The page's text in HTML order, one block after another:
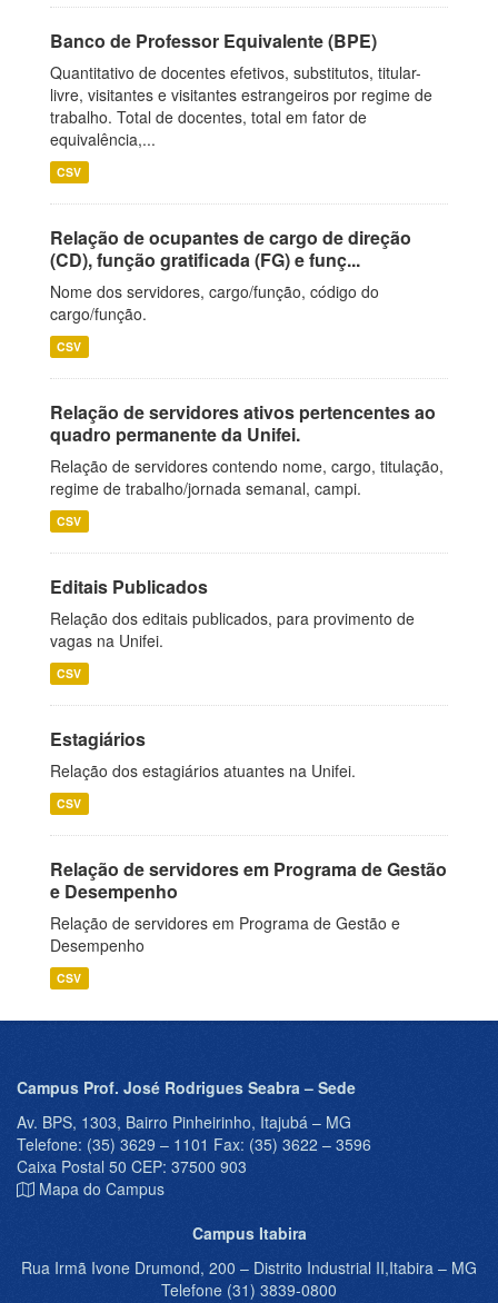
Banco de Professor Equivalente (BPE)
Quantitativo de docentes efetivos, substitutos, titular-
livre, visitantes e visitantes estrangeiros por regime de
trabalho. Total de docentes, total em fator de
equivalência,...
CSV
Relação de ocupantes de cargo de direção
(CD), função gratificada (FG) e funç...
Nome dos servidores, cargo/função, código do
cargo/função.
CSV
Relação de servidores ativos pertencentes ao
quadro permanente da Unifei.
Relação de servidores contendo nome, cargo, titulação,
regime de trabalho/jornada semanal, campi.
CSV
Editais Publicados
Relação dos editais publicados, para provimento de
vagas na Unifei.
CSV
Estagiários
Relação dos estagiários atuantes na Unifei.
CSV
Relação de servidores em Programa de Gestão
e Desempenho
Relação de servidores em Programa de Gestão e
Desempenho
CSV
Campus Prof. José Rodrigues Seabra – Sede
Av. BPS, 1303, Bairro Pinheirinho, Itajubá – MG
Telefone: (35) 3629 – 1101 Fax: (35) 3622 – 3596
Caixa Postal 50 CEP: 37500 903
Mapa do Campus
Campus Itabira
Rua Irmã Ivone Drumond, 200 – Distrito Industrial II,Itabira – MG
Telefone (31) 3839-0800